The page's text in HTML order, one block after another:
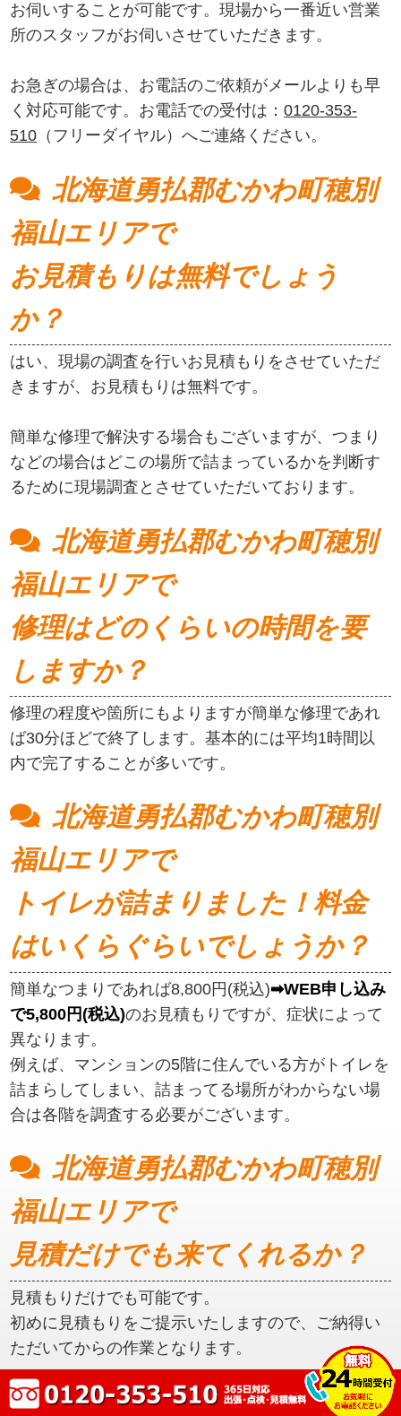
お伺いすることが可能です。現場から一番近い営業
所のスタッフがお伺いさせていただきます。
お急ぎの場合は、お電話のご依頼がメールよりも早
く対応可能です。お電話での受付は：0120-353-
510 （フリーダイヤル）へご連絡ください。
北海道勇払郡むかわ町穂別
福山エリアで
お見積もりは無料でしょう
か？
はい、現場の調査を行いお見積もりをさせていただ
きますが、お見積もりは無料です。
簡単な修理で解決する場合もございますが、つまり
などの場合はどこの場所で詰まっているかを判断す
るために現場調査とさせていただいております。
北海道勇払郡むかわ町穂別
福山エリアで
修理はどのくらいの時間を要
しますか？
修理の程度や箇所にもよりますが簡単な修理であれ
ば30分ほどで終了します。基本的には平均1時間以
内で完了することが多いです。
北海道勇払郡むかわ町穂別
福山エリアで
トイレが詰まりました！料金
はいくらぐらいでしょうか？
簡単なつまりであれば8,800円(税込)➡WEB申し込み
で5,800円(税込)のお見積もりですが、症状によって
異なります。
例えば、マンションの5階に住んでいる方がトイレを
詰まらしてしまい、詰まってる場所がわからない場
合は各階を調査する必要がございます。
北海道勇払郡むかわ町穂別
福山エリアで
見積だけでも来てくれるか？
見積もりだけでも可能です。
初めに見積もりをご提示いたしますので、ご納得い
ただいてからの作業となります。
北海道勇払郡むかわ町穂別